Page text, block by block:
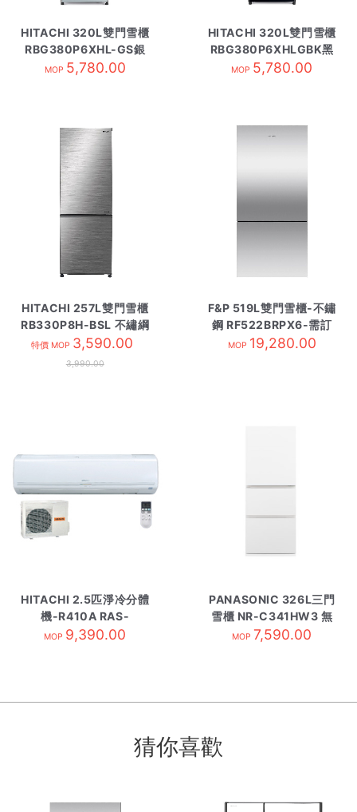
HITACHI 320L雙門雪櫃
RBG380P6XHL-GS銀
玻璃
MOP 5,780.00
HITACHI 320L雙門雪櫃
RBG380P6XHLGBK黑
玻璃
MOP 5,780.00
HITACHI 257L雙門雪櫃
RB330P8H-BSL 不繡綱
特價 MOP 3,590.00
3,990.00
F&P 519L雙門雪櫃-不鏽
鋼 RF522BRPX6-需訂
貨
MOP 19,280.00
HITACHI 2.5匹淨冷分體
機-R410A RAS-
E24CAK-內
MOP 9,390.00
PANASONIC 326L三門
雪櫃 NR-C341HW3 無
印白
MOP 7,590.00
猜你喜歡